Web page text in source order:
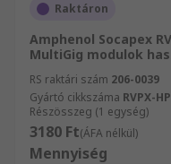
Raktáron
Amphenol Socapex
MultiGig modulok
RS raktári szám 206-0039
Gyártó cikkszáma RVPX-
Részösszeg (1 egység)
3180 Ft(ÁFA nélkül)
Mennyiség